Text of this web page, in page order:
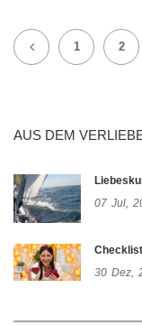
1 2
AUS DEM
07 Jul,
30 Dez,